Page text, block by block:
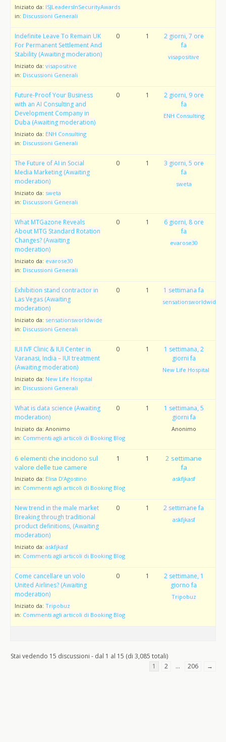
Iniziato da: ISJLeadersInSecurityAwards
in: Discussioni Generali
Indefinite Leave To Remain UK
For Permanent Settlement And
Stability (Awaiting moderation)
Iniziato da: visapositive
in: Discussioni Generali
0 1
2 giorni, 7 ore
fa
visapositive
Future-Proof Your Business
with an AI Consulting and
Development Company in
Duba (Awaiting moderation)
Iniziato da: ENH Consulting
in: Discussioni Generali
0 1
2 giorni, 9 ore
fa
ENH Consulting
The Future of AI in Social
Media Marketing (Awaiting
moderation)
Iniziato da: sweta
in: Discussioni Generali
0 1
3 giorni, 5 ore
fa
sweta
What MTGazone Reveals
About MTG Standard Rotation
Changes? (Awaiting
moderation)
Iniziato da: evarose30
in: Discussioni Generali
0 1
6 giorni, 8 ore
fa
evarose30
Exhibition stand contractor in
Las Vegas (Awaiting
moderation)
Iniziato da: sensationsworldwide
in: Discussioni Generali
0 1 1 settimana fa
sensationsworldwide
IUI IVF Clinic & IUI Center in
Varanasi, India – IUI treatment
(Awaiting moderation)
Iniziato da: New Life Hospital
in: Discussioni Generali
0 1
1 settimana, 2
giorni fa
New Life Hospital
What is data science (Awaiting
moderation)
Iniziato da: Anonimo
in: Commenti agli articoli di Booking Blog
0 1
1 settimana, 5
giorni fa
Anonimo
6 elementi che incidono sul
valore delle tue camere
Iniziato da: Elisa D’Agostino
in: Commenti agli articoli di Booking Blog
1 1
2 settimane
fa
askfjkasf
New trend in the male market
Breaking through traditional
product definitions, (Awaiting
moderation)
Iniziato da: askfjkasf
in: Commenti agli articoli di Booking Blog
0 1 2 settimane fa
askfjkasf
Come cancellare un volo
United Airlines? (Awaiting
moderation)
Iniziato da: Tripobuz
in: Commenti agli articoli di Booking Blog
0 1
2 settimane, 1
giorno fa
Tripobuz
Stai vedendo 15 discussioni - dal 1 al 15 (di 3,085 totali)
1
2 … 206 →